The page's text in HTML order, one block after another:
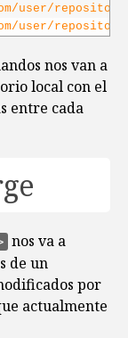
user/
user/
nos van a
local con el
entre cada
nos va a
de un
por
actualmente